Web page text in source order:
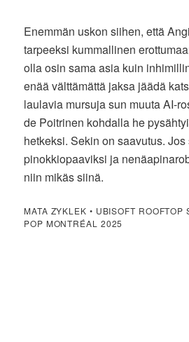
Enemmän uskon siihen, että
tarpeeksi kummallinen
olla osin sama asia kuin
enää välttämättä jaksa jäädä
laulavia mursuja sun muuta AI-
de Poitrinen kohdalla he
hetkeksi. Sekin on saavutus.
pinokkiopaaviksi ja
niin mikäs siinä.
MATA ZYKLEK • UBISOFT ROOFTOP
POP MONTRÉAL 2025